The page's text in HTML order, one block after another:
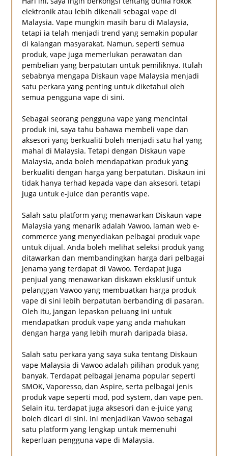
elektronik atau lebih dikenali sebagai vape di
Malaysia. Vape mungkin masih baru di Malaysia,
tetapi ia telah menjadi trend yang semakin popular
di kalangan masyarakat. Namun, seperti semua
produk, vape juga memerlukan perawatan dan
pembelian yang berpatutan untuk pemiliknya. Itulah
sebabnya mengapa Diskaun vape Malaysia menjadi
satu perkara yang penting untuk diketahui oleh
semua pengguna vape di sini.
Sebagai seorang pengguna vape yang mencintai
produk ini, saya tahu bahawa membeli vape dan
aksesori yang berkualiti boleh menjadi satu hal yang
mahal di Malaysia. Tetapi dengan Diskaun vape
Malaysia, anda boleh mendapatkan produk yang
berkualiti dengan harga yang berpatutan. Diskaun ini
tidak hanya terhad kepada vape dan aksesori, tetapi
juga untuk e-juice dan perantis vape.
Salah satu platform yang menawarkan Diskaun vape
Malaysia yang menarik adalah Vawoo, laman web e-
commerce yang menyediakan pelbagai produk vape
untuk dijual. Anda boleh melihat seleksi produk yang
ditawarkan dan membandingkan harga dari pelbagai
jenama yang terdapat di Vawoo. Terdapat juga
penjual yang menawarkan diskawn eksklusif untuk
pelanggan Vawoo yang membuatkan harga produk
vape di sini lebih berpatutan berbanding di pasaran.
Oleh itu, jangan lepaskan peluang ini untuk
mendapatkan produk vape yang anda mahukan
dengan harga yang lebih murah daripada biasa.
Salah satu perkara yang saya suka tentang Diskaun
vape Malaysia di Vawoo adalah pilihan produk yang
banyak. Terdapat pelbagai jenama popular seperti
SMOK, Vaporesso, dan Aspire, serta pelbagai jenis
produk vape seperti mod, pod system, dan vape pen.
Selain itu, terdapat juga aksesori dan e-juice yang
boleh dicari di sini. Ini menjadikan Vawoo sebagai
satu platform yang lengkap untuk memenuhi
keperluan pengguna vape di Malaysia.